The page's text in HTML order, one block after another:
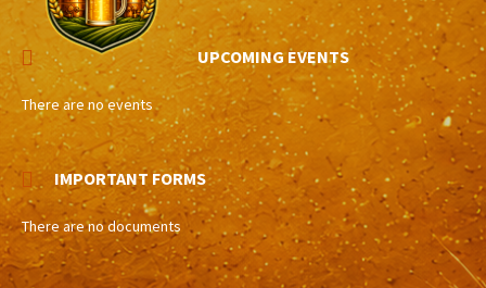
UPCOMING EVENTS
There are no events
IMPORTANT FORMS
There are no documents